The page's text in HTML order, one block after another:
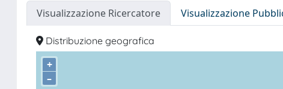
Visualizzazione Ricercatore Visualizzazione
Distribuzione geografica
+
–